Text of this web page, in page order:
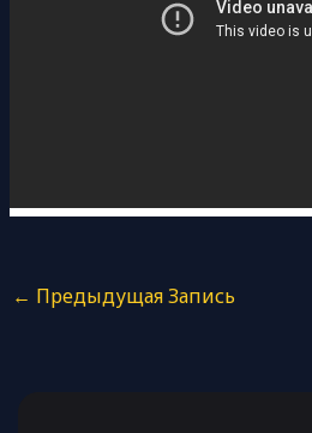
← Предыдущая Запись